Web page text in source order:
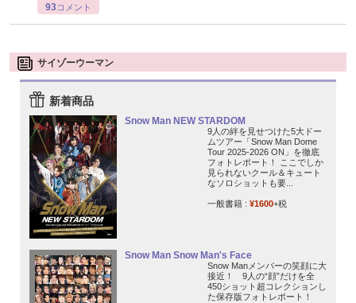
93コメント
サイゾーウーマン
新着商品
Snow Man NEW STARDOM
9人の絆を見せつけた5大ドー
ムツアー「Snow Man Dome
Tour 2025-2026 ON」を徹底
フォトレポート！ ここでしか
見られないクール＆キュート
なソロショットも要...
一般書籍 : ¥1600+税
Snow Man Snow Man's Face
Snow Manメンバーの笑顔に大
接近！ 9人の“顔”だけを全
450ショット超コレクションし
た保存版フォトレポート！